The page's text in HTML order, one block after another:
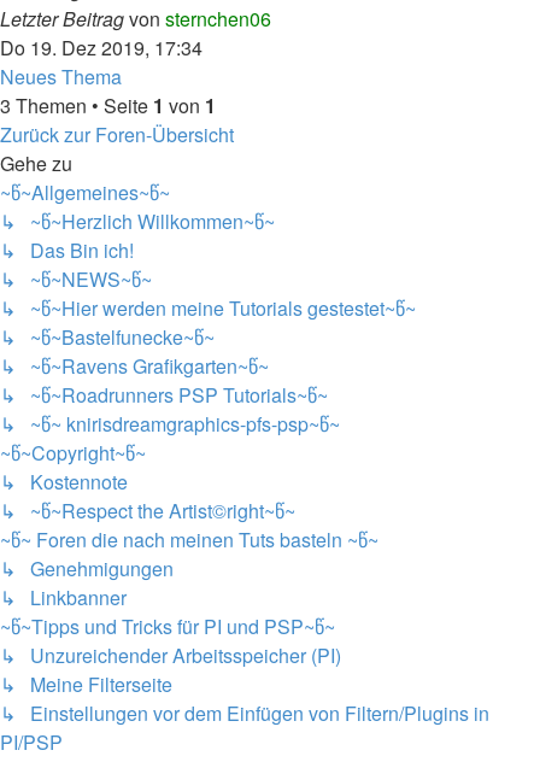
Letzter Beitragvon sternchen06
Do 19. Dez 2019, 17:34
Neues Thema
3 Themen • Seite 1 von 1
Zurück zur Foren-Übersicht
Gehe zu
~წ~Allgemeines~წ~
↳ ~წ~Herzlich Willkommen~წ~
↳ Das Bin ich!
↳ ~წ~NEWS~წ~
↳ ~წ~Hier werden meine Tutorials gestestet~წ~
↳ ~წ~Bastelfunecke~წ~
↳ ~წ~Ravens Grafikgarten~წ~
↳ ~წ~Roadrunners PSP Tutorials~წ~
↳ ~წ~ knirisdreamgraphics-pfs-psp~წ~
~წ~Copyright~წ~
↳ Kostennote
↳ ~წ~Respect the Artist©right~წ~
~წ~ Foren die nach meinen Tuts basteln ~წ~
↳ Genehmigungen
↳ Linkbanner
~წ~Tipps und Tricks für PI und PSP~წ~
↳ Unzureichender Arbeitsspeicher (PI)
↳ Meine Filterseite
↳ Einstellungen vor dem Einfügen von Filtern/Plugins in
PI/PSP